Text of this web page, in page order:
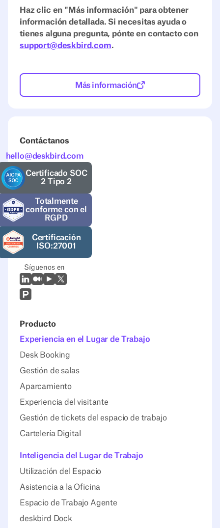
Haz clic en "Más información" para obtener
información detallada. Si necesitas ayuda o
tienes alguna pregunta, pónte en contacto con
support@deskbird.com.
Más información
Contáctanos
hello@deskbird.com
Certificado SOC
2 Tipo 2
Totalmente
conforme con el
RGPD
Certificación
ISO:27001
Síguenos en
LinkedIn
Mediano
YoutubeX (Twitter)
Prodcut Hunt
Producto
Experiencia en el Lugar de Trabajo
Desk Booking
Gestión de salas
Aparcamiento
Experiencia del visitante
Gestión de tickets del espacio de trabajo
Cartelería Digital
Inteligencia del Lugar de Trabajo
Utilización del Espacio
Asistencia a la Oficina
Espacio de Trabajo Agente
deskbird Dock